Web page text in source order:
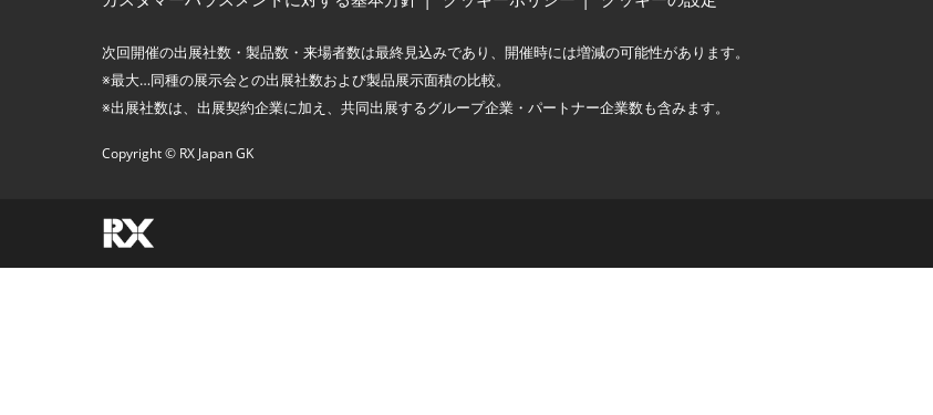
次回開催の出展社数・製品数・来場者数は最終見込みであり、開催時には増減の可能性があります。
※最大…同種の展示会との出展社数および製品展示面積の比較。
※出展社数は、出展契約企業に加え、共同出展するグループ企業・パートナー企業数も含みます。
Copyright © RX Japan GK